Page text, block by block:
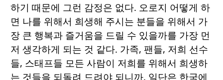
하기 때문에 그런 감정은 없다. 오로지 어떻게 하
면 나를 위해서 희생해 주시는 분들을 위해서 가
장 큰 행복과 즐거움을 드릴 수 있을까를 가장 먼
저 생각하게 되는 것 같다. 가족, 팬들, 저희 선수
들, 스태프들 모든 사람이 저희를 위해서 희생하
는 것들을 되돌려 드려야 되니까. 일단은 한국에